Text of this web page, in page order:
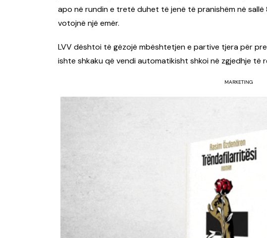
apo në rundin e tretë duhet të jenë të pranishëm në
votojnë një emër.
LVV dështoi të gëzojë mbështetjen e partive tjera për
ishte shkaku që vendi automatikisht shkoi në zgjedhje të
MARKETING